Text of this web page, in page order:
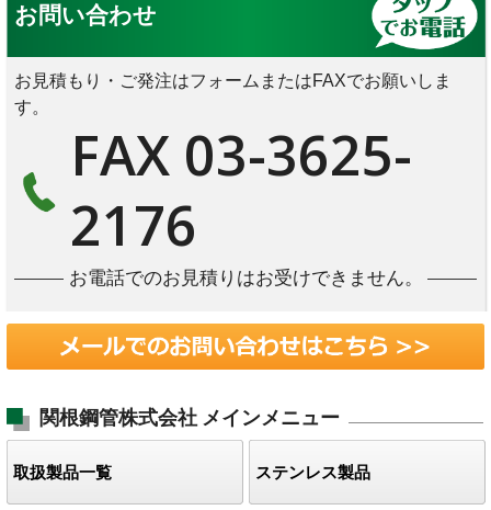
お問い合わせ
お見積もり・ご発注はフォームまたはFAXでお願いしま
す。
FAX 03-3625-
2176
お電話でのお見積りはお受けできません。
関根鋼管株式会社 メインメニュー
取扱製品一覧 ステンレス製品